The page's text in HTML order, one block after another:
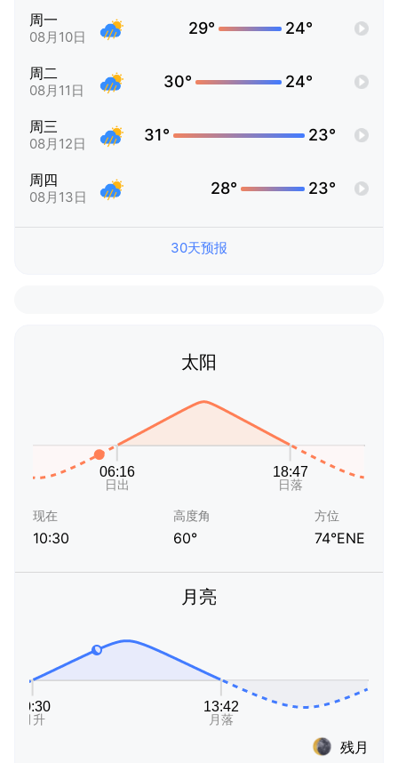
周一
08月10日 29° 24°
周二
08月11日 30° 24°
周三
08月12日 31° 23°
周四
08月13日 28° 23°
30天预报
太阳
现在
10:30
高度角
60°
方位
74°ENE
月亮
残月